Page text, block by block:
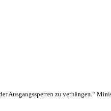
Ausgangssperren zu verhängen.“